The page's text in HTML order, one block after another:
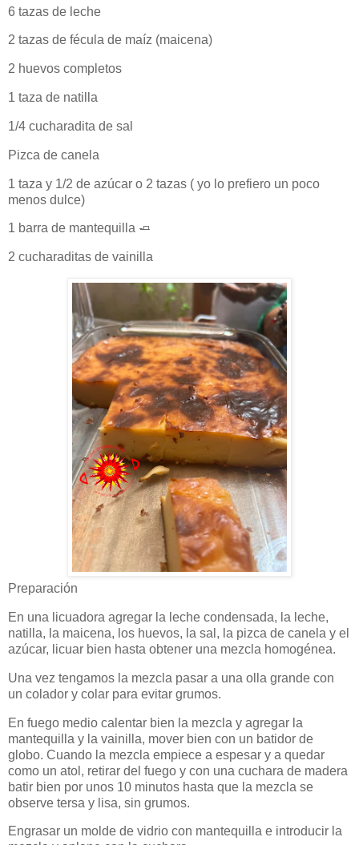
6 tazas de leche
2 tazas de fécula de maíz (maicena)
2 huevos completos
1 taza de natilla
1/4 cucharadita de sal
Pizca de canela
1 taza y 1/2 de azúcar o 2 tazas ( yo lo prefiero un poco
menos dulce)
1 barra de mantequilla 🧈
2 cucharaditas de vainilla
Preparación
En una licuadora agregar la leche condensada, la leche,
natilla, la maicena, los huevos, la sal, la pizca de canela y el
azúcar, licuar bien hasta obtener una mezcla homogénea.
Una vez tengamos la mezcla pasar a una olla grande con
un colador y colar para evitar grumos.
En fuego medio calentar bien la mezcla y agregar la
mantequilla y la vainilla, mover bien con un batidor de
globo. Cuando la mezcla empiece a espesar y a quedar
como un atol, retirar del fuego y con una cuchara de madera
batir bien por unos 10 minutos hasta que la mezcla se
observe tersa y lisa, sin grumos.
Engrasar un molde de vidrio con mantequilla e introducir la